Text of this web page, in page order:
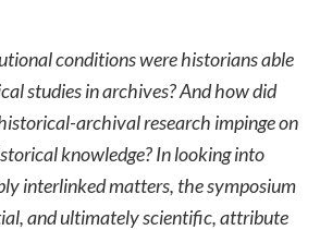
conditions were historians able
studies in archives? And how did
archival research impinge on
knowledge? In looking into
interlinked matters, the symposium
and ultimately scientific, attribute